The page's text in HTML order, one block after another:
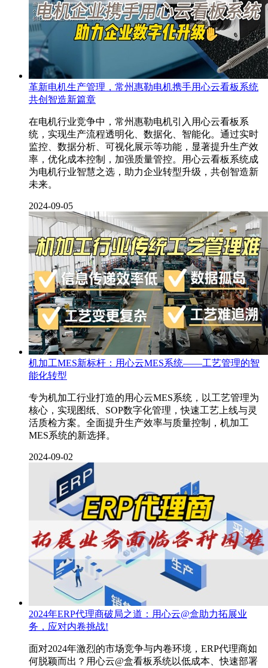
革新电机生产管理，常州惠勒电机携手用心云看板系统
共创智造新篇章
在电机行业竞争中，常州惠勒电机引入用心云看板系
统，实现生产流程透明化、数据化、智能化。通过实时
监控、数据分析、可视化展示等功能，显著提升生产效
率，优化成本控制，加强质量管控。用心云看板系统成
为电机行业智慧之选，助力企业转型升级，共创智造新
未来。
2024-09-05
机加工MES新标杆：用心云MES系统——工艺管理的智
能化转型
专为机加工行业打造的用心云MES系统，以工艺管理为
核心，实现图纸、SOP数字化管理，快速工艺上线与灵
活质检方案。全面提升生产效率与质量控制，机加工
MES系统的新选择。
2024-09-02
2024年ERP代理商破局之道：用心云@盒助力拓展业
务，应对内卷挑战!
面对2024年激烈的市场竞争与内卷环境，ERP代理商如
何脱颖而出？用心云@盒看板系统以低成本、快速部署